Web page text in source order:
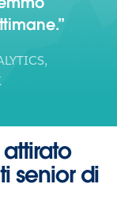
senior di